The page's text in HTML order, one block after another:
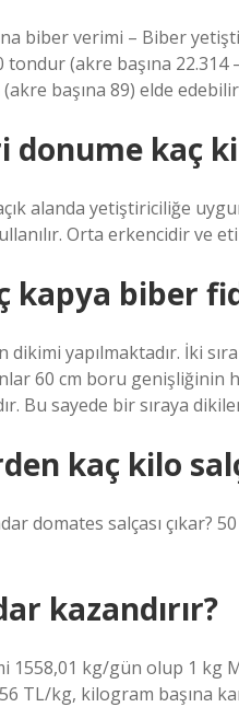
biber verimi – Biber
tondur (akre başına
başına 89) elde
donume kaç
alanda yetiştiriciliğe
Orta erkencidir ve
kapya biber
dikimi yapılmaktadır. İki
60 cm boru genişliğinin
Bu sayede bir sıraya
kaç kilo
domates salçası çıkar?
kazandırır?
1558,01 kg/gün olup 1 kg
TL/kg, kilogram başına